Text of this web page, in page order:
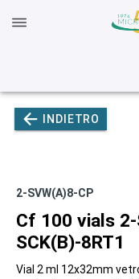
INDIETRO
2-SVW(A)8-CP
Cf 100 vials
SCK(B)-8RT1
Vial 2 ml 12x32mm